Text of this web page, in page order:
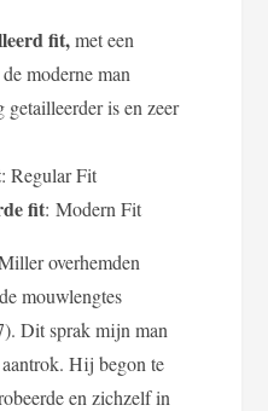
fit,met een
moderne man
getailleerder is en zeer
: Regular Fit
fit: Modern Fit
overhemden
mouwlengtes
Dit sprak mijn man
Hij begon te
en zichzelf in